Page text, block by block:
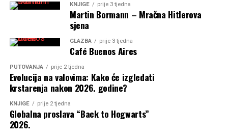
KNJIGE prije 3 tjedna
Martin Bormann – Mračna Hitlerova
sjena
GLAZBA prije 3 tjedna
Café Buenos Aires
PUTOVANJA prije 2 tjedna
Evolucija na valovima: Kako će izgledati
krstarenja nakon 2026. godine?
KNJIGE prije 2 tjedna
Globalna proslava “Back to Hogwarts”
2026.